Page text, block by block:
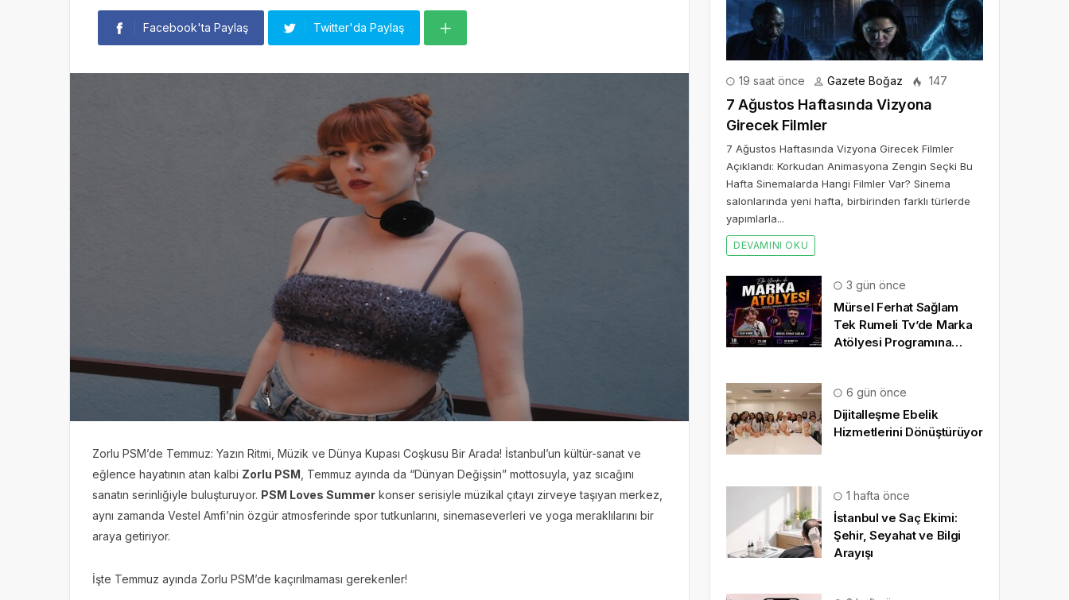
Facebook'ta Paylaş Twitter'da Paylaş
Zorlu PSM’de Temmuz: Yazın Ritmi, Müzik ve Dünya Kupası Coşkusu Bir Arada! İstanbul’un kültür-sanat ve
eğlence hayatının atan kalbi Zorlu PSM , Temmuz ayında da “Dünyan Değişsin” mottosuyla, yaz sıcağını
sanatın serinliğiyle buluşturuyor. PSM Loves Summer konser serisiyle müzikal çıtayı zirveye taşıyan merkez,
aynı zamanda Vestel Amfi’nin özgür atmosferinde spor tutkunlarını, sinemaseverleri ve yoga meraklılarını bir
araya getiriyor.
İşte Temmuz ayında Zorlu PSM’de kaçırılmaması gerekenler!
19 saat önce Gazete Boğaz 147
7 Ağustos Haftasında Vizyona
Girecek Filmler
7 Ağustos Haftasında Vizyona Girecek Filmler
Açıklandı: Korkudan Animasyona Zengin Seçki Bu
Hafta Sinemalarda Hangi Filmler Var? Sinema
salonlarında yeni hafta, birbirinden farklı türlerde
yapımlarla...
DEVAMINI OKU
3 gün önce
Mürsel Ferhat Sağlam
Tek Rumeli Tv’de Marka
Atölyesi Programına
6 gün önce
Dijitalleşme Ebelik
Hizmetlerini Dönüştürüyor
1 hafta önce
İstanbul ve Saç Ekimi:
Şehir, Seyahat ve Bilgi
Arayışı